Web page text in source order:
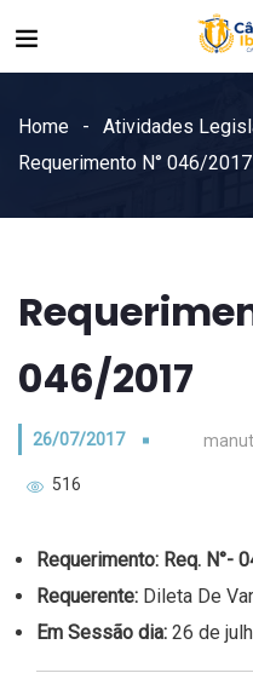
Home Atividades
Requerimento N° 046/2017
046/2017
26/07/2017
516
Requerimento: Req. N°-
Requerente: Dileta De
Em Sessão dia: 26 de